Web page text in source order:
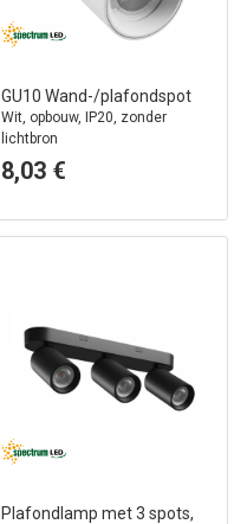
GU10 Wand-/plafondspot
Wit, opbouw, IP20, zonder
lichtbron
8,03 €
Plafondlamp met 3 spots,